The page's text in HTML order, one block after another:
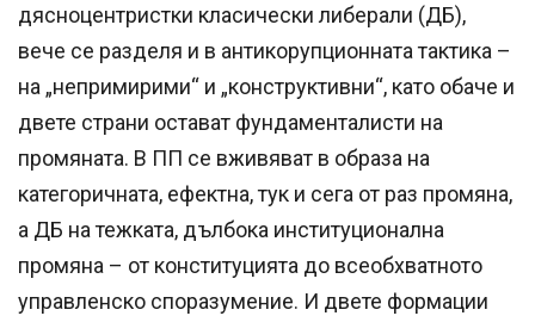
дясноцентристки класически либерали (ДБ),
вече се разделя и в антикорупционната тактика –
на „непримирими“ и „конструктивни“, като обаче и
двете страни остават фундаменталисти на
промяната. В ПП се вживяват в образа на
категоричната, ефектна, тук и сега от раз промяна,
а ДБ на тежката, дълбока институционална
промяна – от конституцията до всеобхватното
управленско споразумение. И двете формации